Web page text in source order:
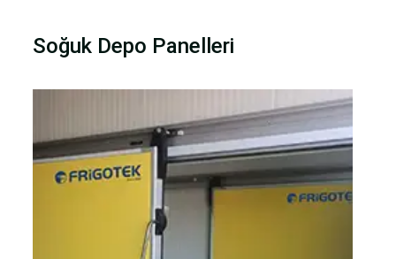
Soğuk Depo Panelleri